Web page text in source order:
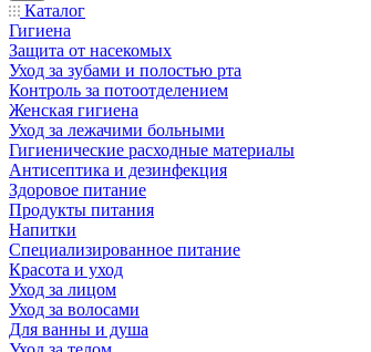
Каталог
Гигиена
Защита от насекомых
Уход за зубами и полостью рта
Контроль за потоотделением
Женская гигиена
Уход за лежачими больными
Гигиенические расходные материалы
Антисептика и дезинфекция
Здоровое питание
Продукты питания
Напитки
Специализированное питание
Красота и уход
Уход за лицом
Уход за волосами
Для ванны и душа